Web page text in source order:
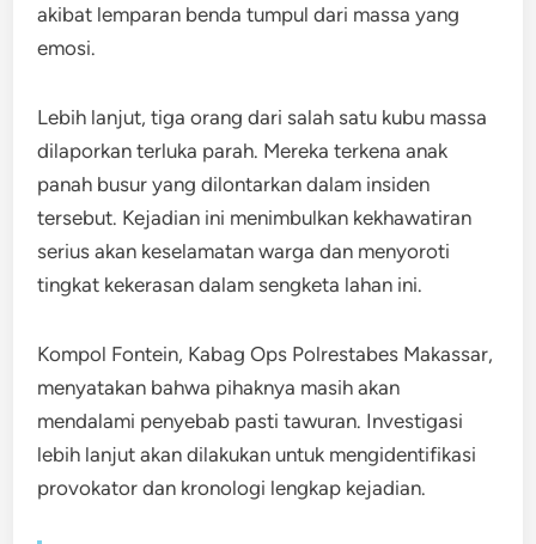
akibat lemparan benda tumpul dari massa yang
emosi.
Lebih lanjut, tiga orang dari salah satu kubu massa
dilaporkan terluka parah. Mereka terkena anak
panah busur yang dilontarkan dalam insiden
tersebut. Kejadian ini menimbulkan kekhawatiran
serius akan keselamatan warga dan menyoroti
tingkat kekerasan dalam sengketa lahan ini.
Kompol Fontein, Kabag Ops Polrestabes Makassar,
menyatakan bahwa pihaknya masih akan
mendalami penyebab pasti tawuran. Investigasi
lebih lanjut akan dilakukan untuk mengidentifikasi
provokator dan kronologi lengkap kejadian.